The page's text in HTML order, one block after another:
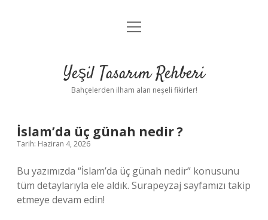
Anasayfa
Yasal Uyarı
menüyü
Yeşil Tasarım Rehberi
Bahçelerden ilham alan neşeli fikirler!
İslam’da üç günah nedir ?
Tarih: Haziran 4, 2026
Bu yazımızda “İslam’da üç günah nedir” konusunu
tüm detaylarıyla ele aldık. Surapeyzaj sayfamızı takip
etmeye devam edin!